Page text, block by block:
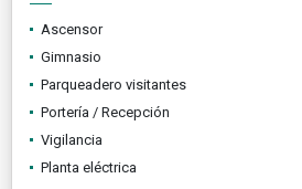
Ascensor
Gimnasio
Parqueadero visitantes
Portería / Recepción
Vigilancia
Planta eléctrica